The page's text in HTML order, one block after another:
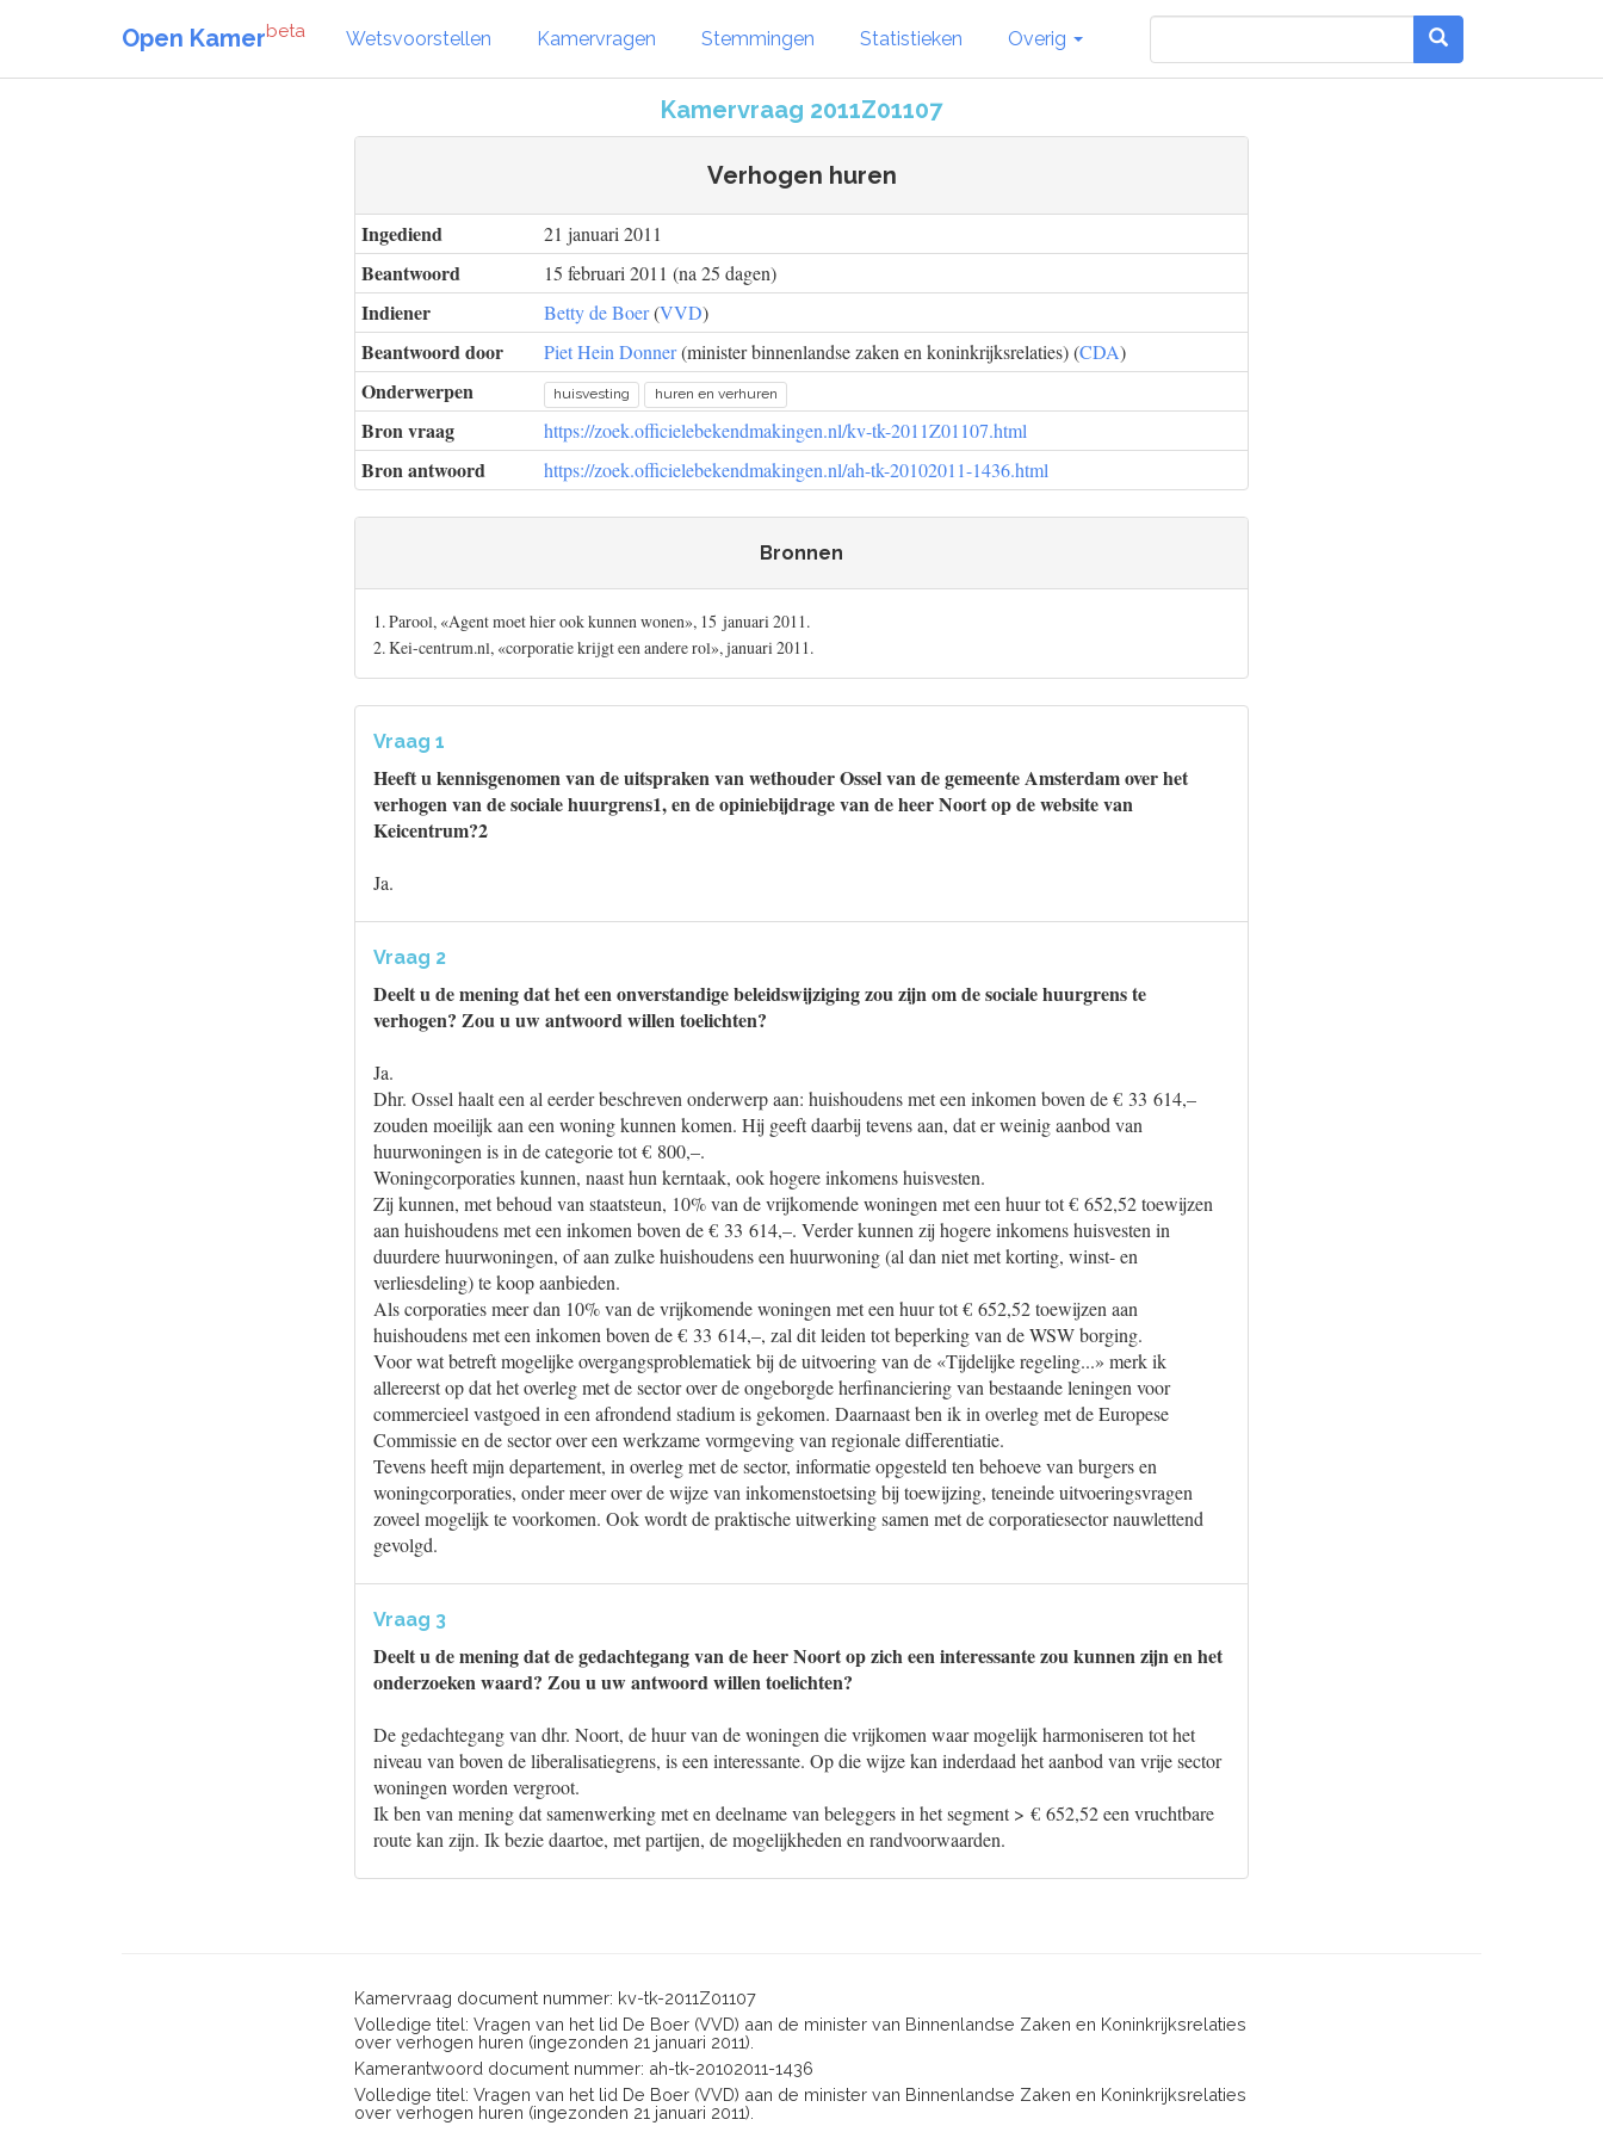
Open Kamerbeta Wetsvoorstellen Kamervragen Stemmingen Statistieken Overig
Kamervraag 2011Z01107
Verhogen huren
Ingediend 21 januari 2011
Beantwoord 15 februari 2011 (na 25 dagen)
Indiener Betty de Boer(VVD)
Beantwoord door Piet Hein Donner(minister binnenlandse zaken en koninkrijksrelaties) (CDA)
Onderwerpen huisvesting huren en verhuren
Bron vraag https://zoek.officielebekendmakingen.nl/kv-tk-2011Z01107.html
Bron antwoord https://zoek.officielebekendmakingen.nl/ah-tk-20102011-1436.html
Bronnen
1. Parool, «Agent moet hier ook kunnen wonen», 15 januari 2011.
2. Kei-centrum.nl, «corporatie krijgt een andere rol», januari 2011.
Vraag 1
Heeft u kennisgenomen van de uitspraken van wethouder Ossel van de gemeente Amsterdam over het
verhogen van de sociale huurgrens1, en de opiniebijdrage van de heer Noort op de website van
Keicentrum?2
Ja.
Vraag 2
Deelt u de mening dat het een onverstandige beleidswijziging zou zijn om de sociale huurgrens te
verhogen? Zou u uw antwoord willen toelichten?
Ja.
Dhr. Ossel haalt een al eerder beschreven onderwerp aan: huishoudens met een inkomen boven de € 33 614,–
zouden moeilijk aan een woning kunnen komen. Hij geeft daarbij tevens aan, dat er weinig aanbod van
huurwoningen is in de categorie tot € 800,–.
Woningcorporaties kunnen, naast hun kerntaak, ook hogere inkomens huisvesten.
Zij kunnen, met behoud van staatsteun, 10% van de vrijkomende woningen met een huur tot € 652,52 toewijzen
aan huishoudens met een inkomen boven de € 33 614,–. Verder kunnen zij hogere inkomens huisvesten in
duurdere huurwoningen, of aan zulke huishoudens een huurwoning (al dan niet met korting, winst- en
verliesdeling) te koop aanbieden.
Als corporaties meer dan 10% van de vrijkomende woningen met een huur tot € 652,52 toewijzen aan
huishoudens met een inkomen boven de € 33 614,–, zal dit leiden tot beperking van de WSW borging.
Voor wat betreft mogelijke overgangsproblematiek bij de uitvoering van de «Tijdelijke regeling...» merk ik
allereerst op dat het overleg met de sector over de ongeborgde herfinanciering van bestaande leningen voor
commercieel vastgoed in een afrondend stadium is gekomen. Daarnaast ben ik in overleg met de Europese
Commissie en de sector over een werkzame vormgeving van regionale differentiatie.
Tevens heeft mijn departement, in overleg met de sector, informatie opgesteld ten behoeve van burgers en
woningcorporaties, onder meer over de wijze van inkomenstoetsing bij toewijzing, teneinde uitvoeringsvragen
zoveel mogelijk te voorkomen. Ook wordt de praktische uitwerking samen met de corporatiesector nauwlettend
gevolgd.
Vraag 3
Deelt u de mening dat de gedachtegang van de heer Noort op zich een interessante zou kunnen zijn en het
onderzoeken waard? Zou u uw antwoord willen toelichten?
De gedachtegang van dhr. Noort, de huur van de woningen die vrijkomen waar mogelijk harmoniseren tot het
niveau van boven de liberalisatiegrens, is een interessante. Op die wijze kan inderdaad het aanbod van vrije sector
woningen worden vergroot.
Ik ben van mening dat samenwerking met en deelname van beleggers in het segment > € 652,52 een vruchtbare
route kan zijn. Ik bezie daartoe, met partijen, de mogelijkheden en randvoorwaarden.
Kamervraag document nummer: kv-tk-2011Z01107
Volledige titel: Vragen van het lid De Boer (VVD) aan de minister van Binnenlandse Zaken en Koninkrijksrelaties
over verhogen huren (ingezonden 21 januari 2011).
Kamerantwoord document nummer: ah-tk-20102011-1436
Volledige titel: Vragen van het lid De Boer (VVD) aan de minister van Binnenlandse Zaken en Koninkrijksrelaties
over verhogen huren (ingezonden 21 januari 2011).